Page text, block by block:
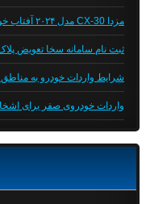
مزدا CX-30 مدل ۲۰۲۴ آفتاب خودرو؛ بررسی و مشخصات فنی
ثبت نام سامانه سخا تعویض
شرایط واردات خودرو به مناطق
واردات خودروی صفر برای